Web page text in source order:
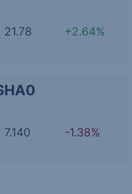
21.78 +2.64%
7.140 -1.38%